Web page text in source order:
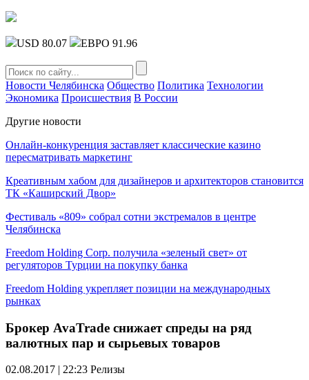
USD 80.07 ЕВРО 91.96
Новости Челябинска Общество Политика Технологии
Экономика Происшествия В России
Другие новости
Онлайн-конкуренция заставляет классические казино
пересматривать маркетинг
Креативным хабом для дизайнеров и архитекторов становится
ТК «Каширский Двор»
Фестиваль «809» собрал сотни экстремалов в центре
Челябинска
Freedom Holding Corp. получила «зеленый свет» от
регуляторов Турции на покупку банка
Freedom Holding укрепляет позиции на международных
рынках
Брокер AvaTrade снижает спреды на ряд
валютных пар и сырьевых товаров
02.08.2017 | 22:23 Релизы